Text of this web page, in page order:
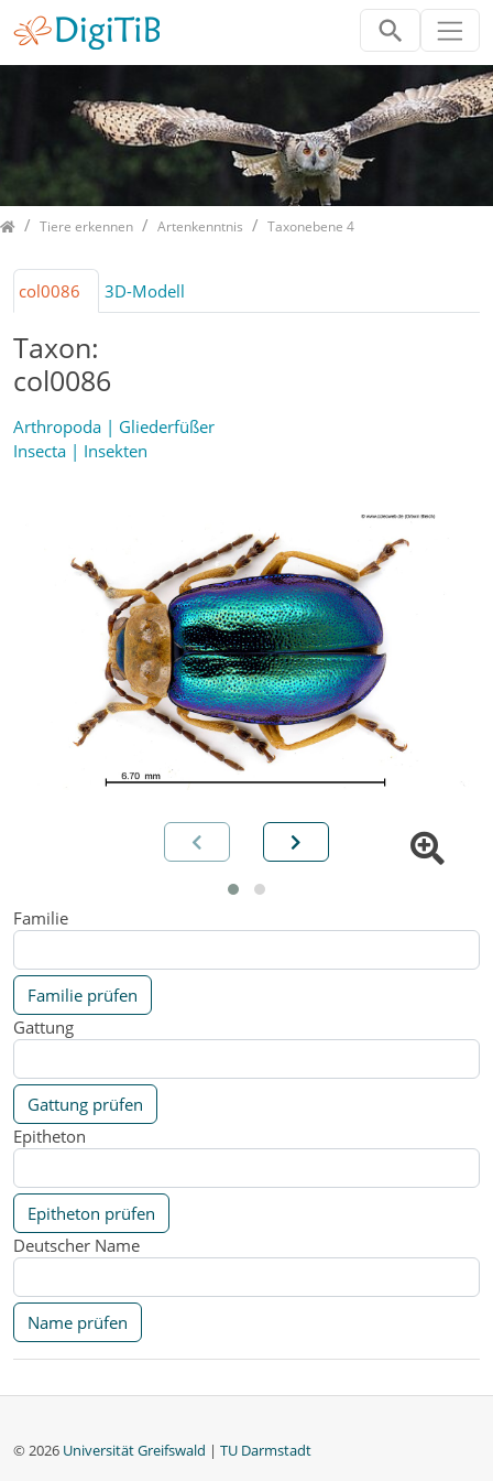
HomeTiere erkennen Artenkenntnis Taxonebene 4
col0086 3D-Modell
Taxon:
col0086
Arthropoda | Gliederfüßer
Insecta | Insekten
Familie
Familie prüfen
Gattung
Gattung prüfen
Epitheton
Epitheton prüfen
Deutscher Name
Name prüfen
© 2026 Universität Greifswald | TU Darmstadt